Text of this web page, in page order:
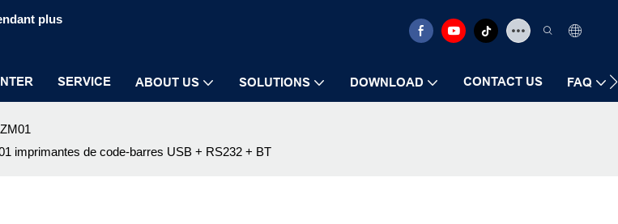
plus
SERVICE ABOUT US SOLUTIONS DOWNLOAD CONTACT US FAQ
ZM01
imprimantes de code-barres USB + RS232 + BT